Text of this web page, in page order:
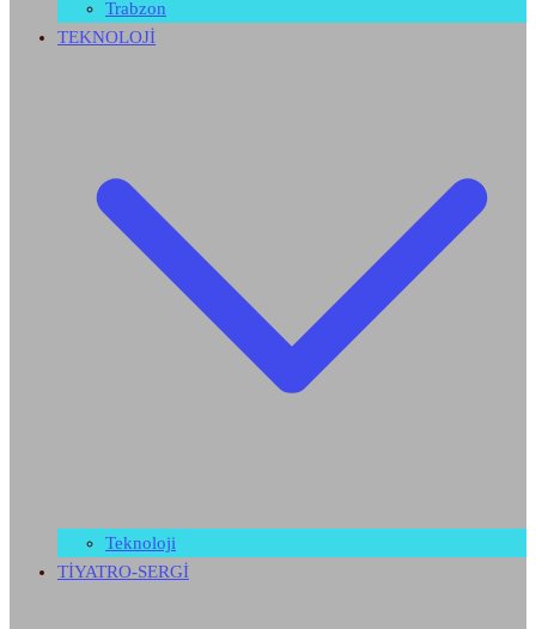
Trabzon
TEKNOLOJİ
Teknoloji
TİYATRO-SERGİ